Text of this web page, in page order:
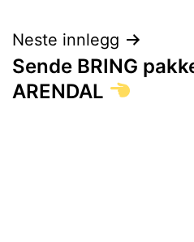
Neste innlegg
Sende BRING
ARENDAL